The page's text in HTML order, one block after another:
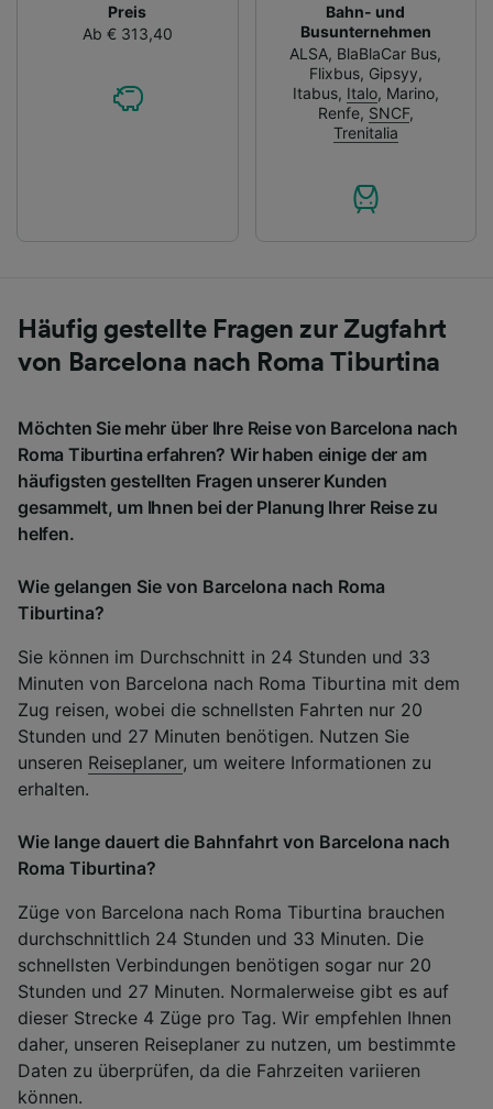
Preis
Ab € 313,40
Bahn- und
Busunternehmen
ALSA, BlaBlaCar Bus,
Flixbus, Gipsyy,
Itabus, Italo, Marino,
Renfe, SNCF,
Trenitalia
Häufig gestellte Fragen zur Zugfahrt
von Barcelona nach Roma Tiburtina
Möchten Sie mehr über Ihre Reise von Barcelona nach
Roma Tiburtina erfahren? Wir haben einige der am
häufigsten gestellten Fragen unserer Kunden
gesammelt, um Ihnen bei der Planung Ihrer Reise zu
helfen.
Wie gelangen Sie von Barcelona nach Roma
Tiburtina?
Sie können im Durchschnitt in 24 Stunden und 33
Minuten von Barcelona nach Roma Tiburtina mit dem
Zug reisen, wobei die schnellsten Fahrten nur 20
Stunden und 27 Minuten benötigen. Nutzen Sie
unseren Reiseplaner, um weitere Informationen zu
erhalten.
Wie lange dauert die Bahnfahrt von Barcelona nach
Roma Tiburtina?
Züge von Barcelona nach Roma Tiburtina brauchen
durchschnittlich 24 Stunden und 33 Minuten. Die
schnellsten Verbindungen benötigen sogar nur 20
Stunden und 27 Minuten. Normalerweise gibt es auf
dieser Strecke 4 Züge pro Tag. Wir empfehlen Ihnen
daher, unseren Reiseplaner zu nutzen, um bestimmte
Daten zu überprüfen, da die Fahrzeiten variieren
können.